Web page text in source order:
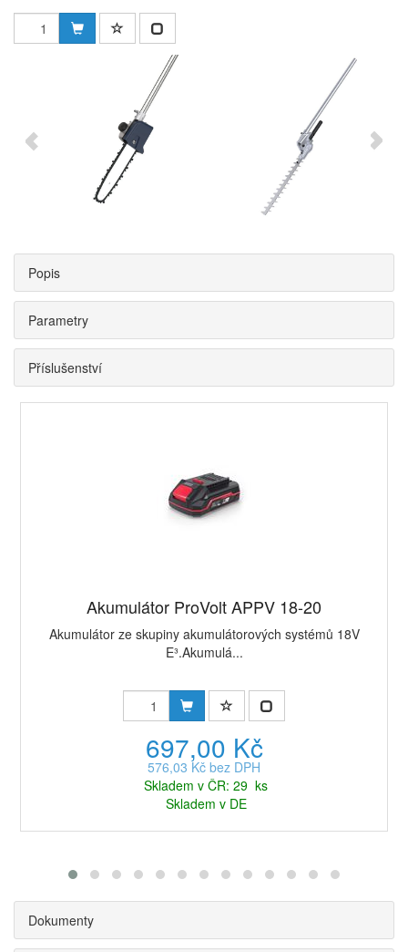
Popis
Parametry
Příslušenství
Akumulátor ProVolt APPV 18-20
Akumulátor ze skupiny akumulátorových systémů 18V
E³.Akumulá...
697,00 Kč
576,03 Kč bez DPH
Skladem v ČR: 29 ks
Skladem v DE
Dokumenty